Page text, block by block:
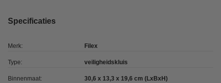
Specificaties
Merk: Filex
Type: veiligheidskluis
Binnenmaat: 30,6 x 13,3 x 19,6 cm (LxBxH)